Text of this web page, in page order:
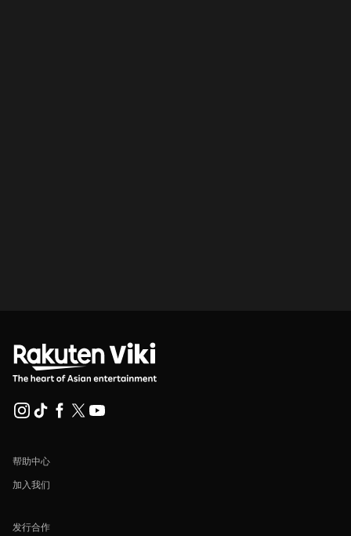
帮助中心
加入我们
发行合作